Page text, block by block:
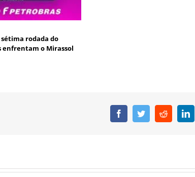
sétima rodada do
enfrentam o Mirassol
FacebookTwitterReddit